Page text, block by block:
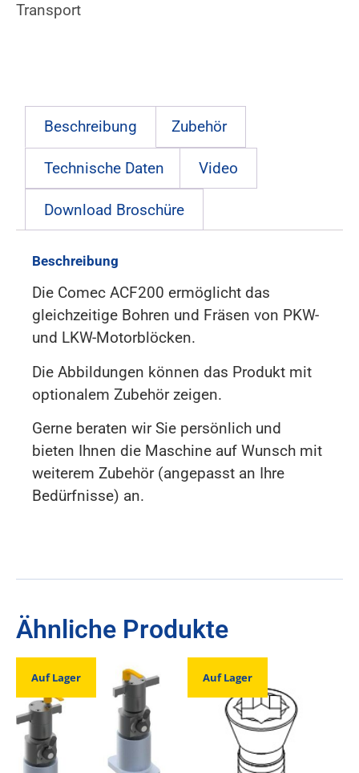
Transport
Beschreibung Zubehör
Technische Daten Video
Download Broschüre
Beschreibung
Die Comec ACF200 ermöglicht das
gleichzeitige Bohren und Fräsen von PKW-
und LKW-Motorblöcken.
Die Abbildungen können das Produkt mit
optionalem Zubehör zeigen.
Gerne beraten wir Sie persönlich und
bieten Ihnen die Maschine auf Wunsch mit
weiterem Zubehör (angepasst an Ihre
Bedürfnisse) an.
Ähnliche Produkte
Auf Lager Auf Lager